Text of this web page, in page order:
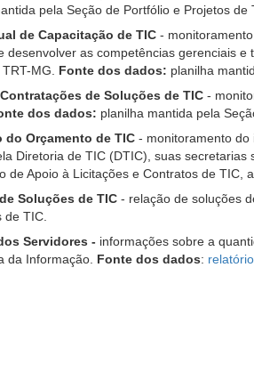
pela Seção de Portfólio e Projetos de
de Capacitação de TIC -
desenvolver as competências gerenciais
MG. Fonte dos dados: planilha
de Soluções de TIC -
dos dados: planilha mantida pela
do Orçamento de TIC - monitoramento do
Diretoria de TIC (DTIC), suas
de Apoio à Licitações e Contratos de TIC,
Soluções de TIC - relação de soluções
de TIC.
Servidores - informações sobre a
da Informação. Fonte dos dados: